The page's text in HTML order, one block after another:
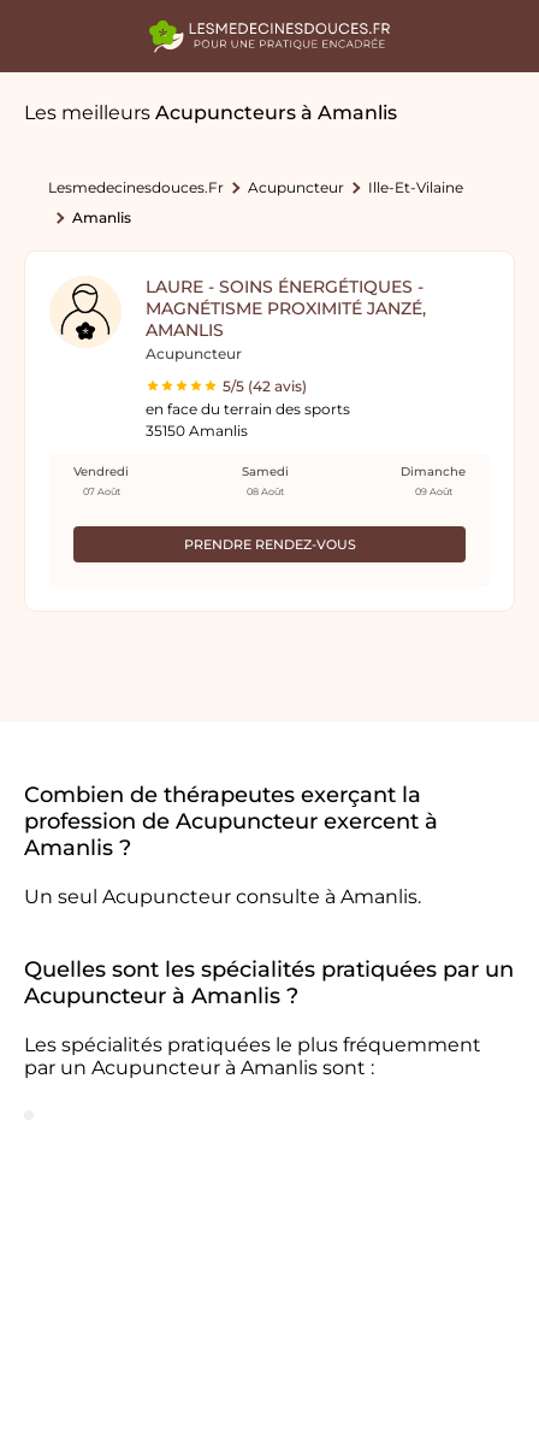
Les meilleurs Acupuncteurs à Amanlis
Lesmedecinesdouces.fr Acupuncteur
Ille-Et-Vilaine
Amanlis
LAURE - SOINS ÉNERGÉTIQUES -
MAGNÉTISME PROXIMITÉ JANZÉ,
AMANLIS
Acupuncteur
5/5 (42 avis)
en face du terrain des sports
35150 Amanlis
PRENDRE RENDEZ-VOUS
Vendredi
07 Août
Samedi
08 Août
Dimanche
09 Août
Combien de thérapeutes exerçant la
profession de Acupuncteur exercent à
Amanlis ?
Un seul Acupuncteur consulte à Amanlis.
Quelles sont les spécialités pratiquées par un
Acupuncteur à Amanlis ?
Les spécialités pratiquées le plus fréquemment
par un Acupuncteur à Amanlis sont :